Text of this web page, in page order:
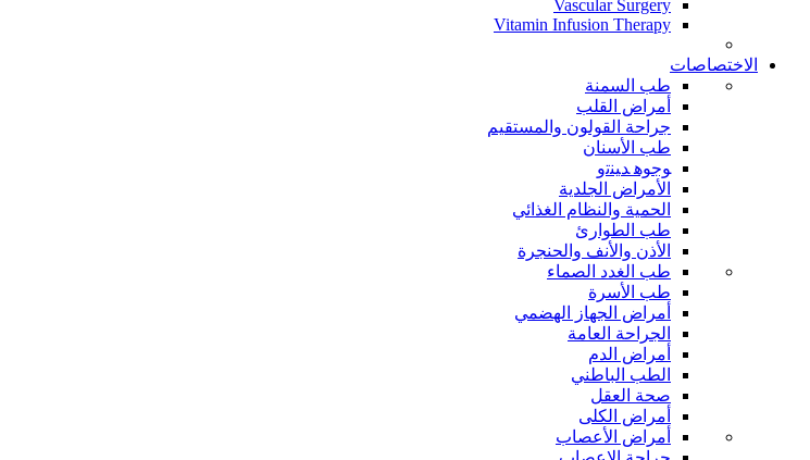
Vascular Surgery
Vitamin Infusion Therapy
الاختصاصات
طب السمنة
أمراض القلب
جراحة القولون والمستقيم
طب الأسنان
ﻮﺟﻮﻫ ﺪﻴﻨﺗﻭ
الأمراض الجلدية
الحمية والنظام الغذائي
طب الطوارئ
الأذن والأنف والحنجرة
طب الغدد الصماء
طب الأسرة
أمراض الجهاز الهضمي
الجراحة العامة
أمراض الدم
الطب الباطني
صحة العقل
أمراض الكلى
أمراض الأعصاب